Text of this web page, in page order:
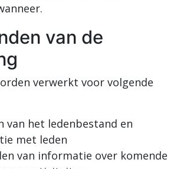
van de
verwerkt voor volgende
van het ledenbestand en
met leden
van informatie over komende